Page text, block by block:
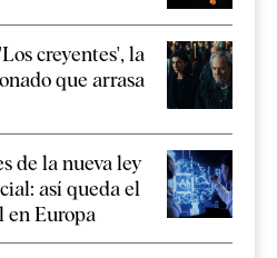
creyentes', la
que arrasa
de la nueva ley
así queda el
en Europa